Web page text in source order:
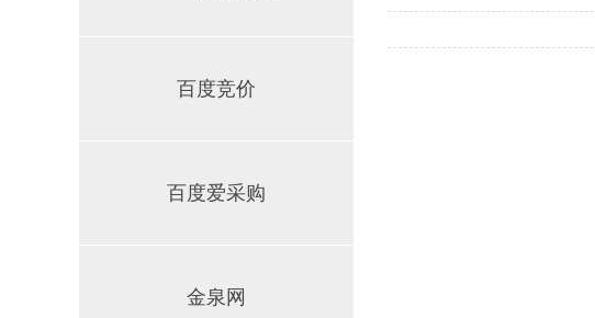
百度竞价
百度爱采购
金泉网